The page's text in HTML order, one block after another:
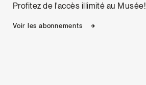
Profitez de l'accès illimité au Musée!
Voir les abonnements